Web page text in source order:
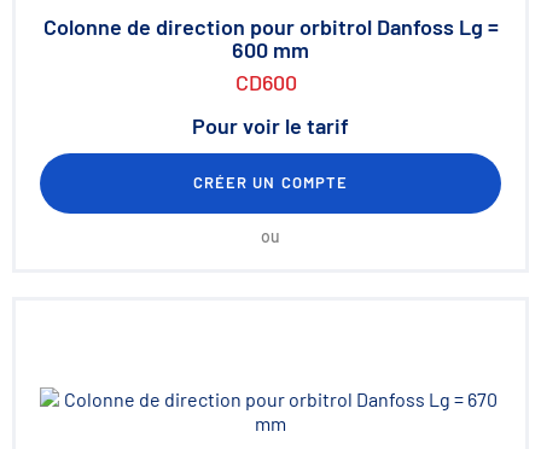
Colonne de direction pour orbitrol Danfoss Lg =
600 mm
CD600
Pour voir le tarif
CRÉER UN COMPTE
ou